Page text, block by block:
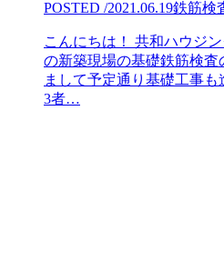
POSTED /2021.06.19鉄筋検
こんにちは！ 共和ハウジ
の新築現場の基礎鉄筋検査
まして予定通り基礎工事
3者…